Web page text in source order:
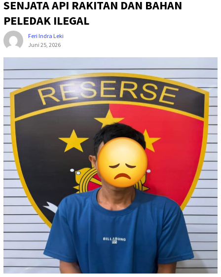
SENJATA API RAKITAN DAN BAHAN
PELEDAK ILEGAL
Feri Indra Leki
Juni 25, 2026